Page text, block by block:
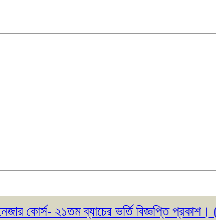
কোর্স- ২১তম ব্যাচের ভর্তি বিজ্ঞপ্তি প্রকাশ। ( ২৩/